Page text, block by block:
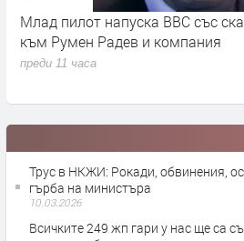
Млад пилот напуска ВВС със
към Румен Радев и компания
преди 11 часа
Трус в НКЖИ: Рокади, обвинения,
гърба на министъра
10.03.2026
Всичките 249 жп гари у нас ще са